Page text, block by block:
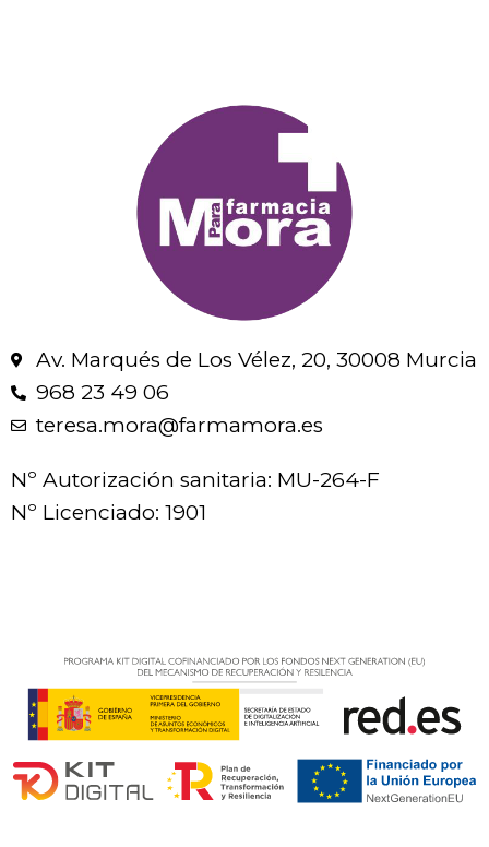
Av. Marqués de Los Vélez, 20, 30008 Murcia
968 23 49 06
teresa.mora@farmamora.es
Nº Autorización sanitaria: MU-264-F
Nº Licenciado: 1901